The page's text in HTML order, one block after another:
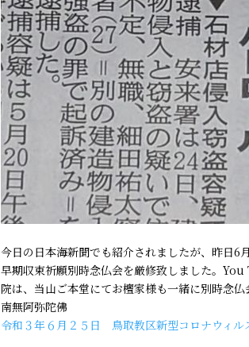
今日の日本海新聞でも紹介されましたが、昨日6
早期収束祈願別時念仏会を厳修致しました。
院は、当山ご本堂にてお檀家様も一緒に別時念
南無阿弥陀佛
令和３年６月２５日 鳥取教区新型コロナウィ